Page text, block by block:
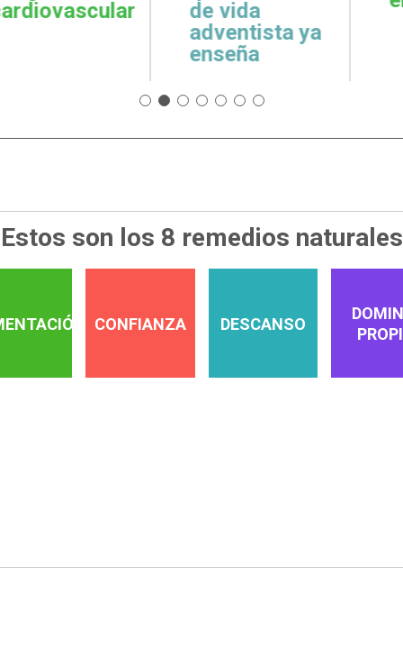
Estos son los 8 remedios naturales
CONFIANZA DESCANSO